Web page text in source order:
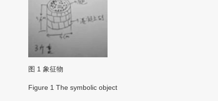
图 1 象征物
Figure 1 The symbolic object